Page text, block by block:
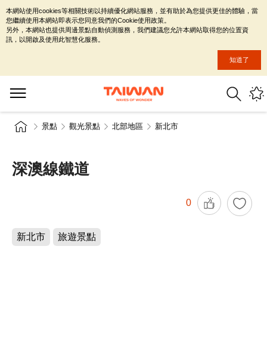
景點 觀光景點 北部地區 新北市
深澳線鐵道
0
新北市 旅遊景點
本網站使用cookies等相關技術以持續優化網站服務，並有助於為您提供更佳的體驗，當
您繼續使用本網站即表示您同意我們的Cookie使用政策。
另外，本網站也提供周邊景點自動偵測服務，我們建議您允許本網站取得您的位置資
訊，以開啟及使用此智慧化服務。
知道了